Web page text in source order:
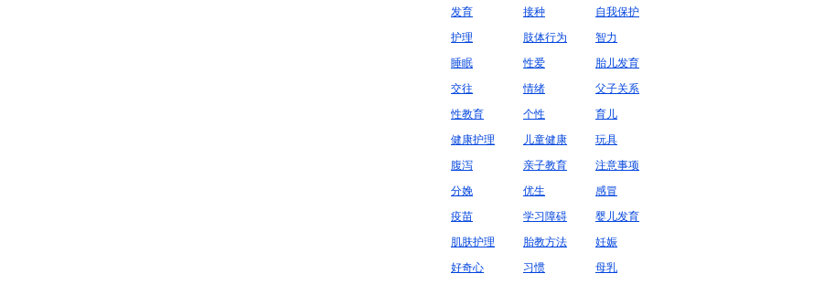
发育
接种
自我保护
护理
肢体行为
智力
睡眠
性爱
胎儿发育
交往
情绪
父子关系
性教育
个性
育儿
健康护理
儿童健康
玩具
腹泻
亲子教育
注意事项
分娩
优生
感冒
疫苗
学习障碍
婴儿发育
肌肤护理
胎教方法
妊娠
好奇心
习惯 母乳